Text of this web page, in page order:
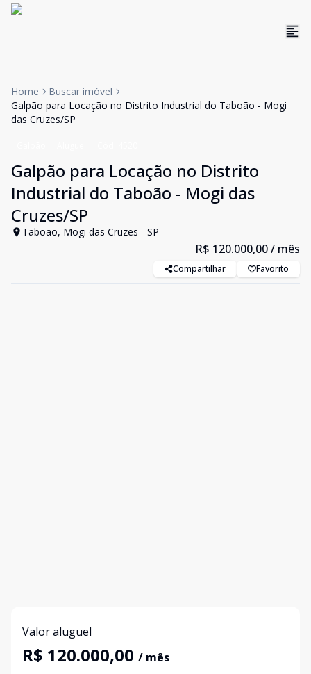
Home
Buscar imóvel
Galpão para Locação no Distrito Industrial do Taboão - Mogi
das Cruzes/SP
Galpão para Locação no Distrito
Industrial do Taboão - Mogi das
Cruzes/SP
Taboão, Mogi das Cruzes - SP
R$ 120.000,00/ mês
Compartilhar Favorito
Valor aluguel
R$ 120.000,00 / mês